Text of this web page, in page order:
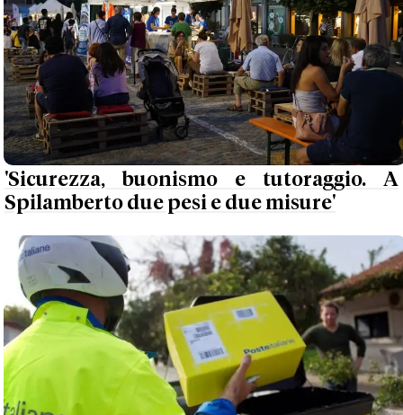
'Sicurezza, buonismo e tutoraggio. A
Spilamberto due pesi e due misure'